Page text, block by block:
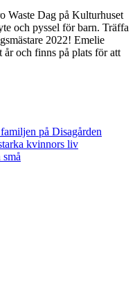
Waste Dag på Kulturhuset
och pyssel för barn. Träffa
2022! Emelie
år och finns på plats för att
på Disagården
kvinnors liv